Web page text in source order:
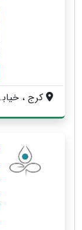
کرج ، خیابان درختی ، نرسیده به سه راه تهران ، جنب شیرینی نیما ، پلاک 297 ، ساختمان اروند ، طبقه دوم ، سالن برلیان